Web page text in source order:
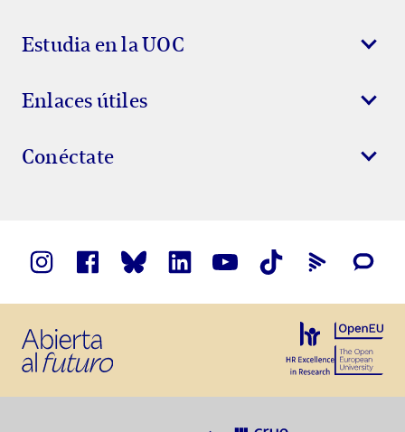
Estudia en la UOC
Enlaces útiles
Conéctate